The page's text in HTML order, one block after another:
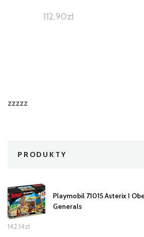
112,90zł
zzzzz
PRODUKTY
Playmobil 71015 Asterix I
Generals
142,14zł